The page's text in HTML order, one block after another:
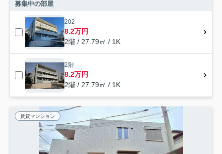
募集中の部屋
202
8.2万円
2階 / 27.79㎡ / 1K
2階
8.2万円
2階 / 27.79㎡ / 1K
賃貸マンション